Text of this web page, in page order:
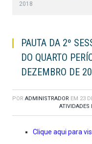
2018
PAUTA DA 2º
DO QUARTO
DEZEMBRO DE
POR ADMINISTRADOR EM 23
ATIVIDADES
Clique aqui para